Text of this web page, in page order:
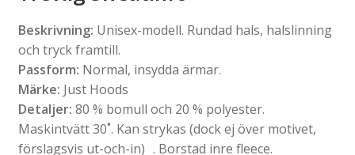
Beskrivning: Unisex-modell. Rundad hals, halslinning
och tryck framtill.
Passform: Normal, insydda ärmar.
Märke: Just Hoods
Detaljer: 80 % bomull och 20 % polyester.
Maskintvätt 30˚. Kan strykas (dock ej över motivet,
förslagsvis ut-och-in) . Borstad inre fleece.